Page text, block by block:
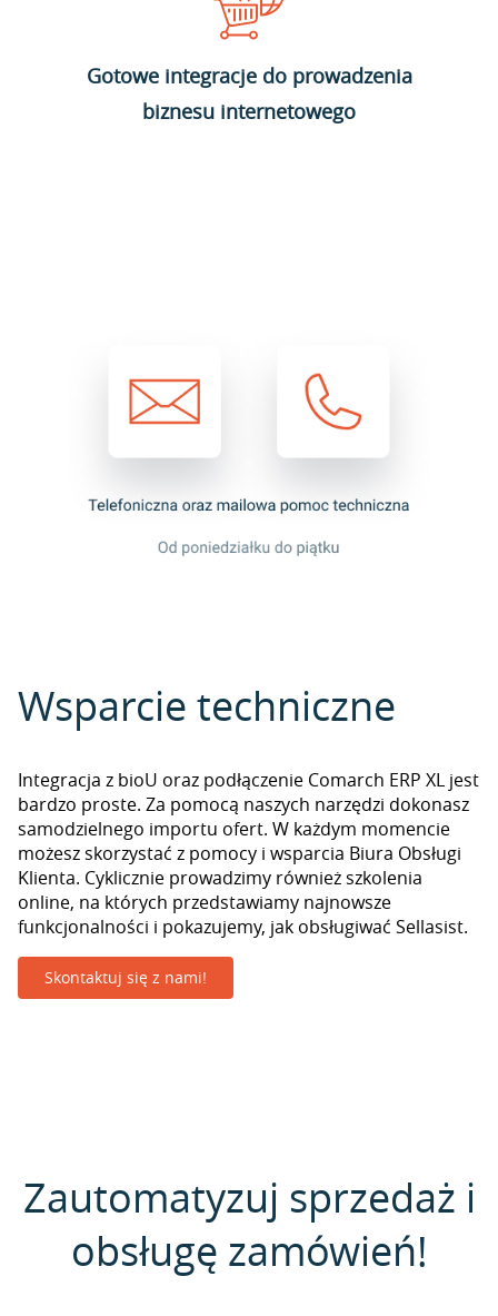
Gotowe integracje do prowadzenia
biznesu internetowego
Wsparcie techniczne
Integracja z bioU oraz podłączenie Comarch ERP XL jest
bardzo proste. Za pomocą naszych narzędzi dokonasz
samodzielnego importu ofert. W każdym momencie
możesz skorzystać z pomocy i wsparcia Biura Obsługi
Klienta. Cyklicznie prowadzimy również szkolenia
online, na których przedstawiamy najnowsze
funkcjonalności i pokazujemy, jak obsługiwać Sellasist.
Skontaktuj się z nami!
Zautomatyzuj sprzedaż i
obsługę zamówień!